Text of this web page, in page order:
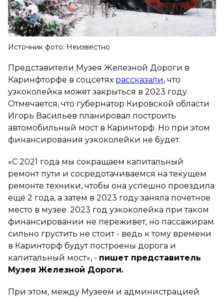
Источник фото: Неизвестно
Представители Музея Железной Дороги в
Каринфторфе в соцсетях рассказали, что
узкоколейка может закрыться в 2023 году.
Отмечается, что губернатор Кировской области
Игорь Васильев планировал построить
автомобильный мост в Каринторф. Но при этом
финансирования узкоколейки не будет.
«С 2021 года мы сокращаем капитальный
ремонт пути и сосредотачиваемся на текущем
ремонте техники, чтобы она успешно проездила
ещё 2 года, а затем в 2023 году заняла почетное
место в музее. 2023 год узкоколейка при таком
финансировании не переживет, но пассажирам
сильно грустить не стоит - ведь к тому времени
в Каринторф будут построены дорога и
капитальный мост», - пишет представитель
Музея Железной Дороги.
При этом, между Музеем и администрацией